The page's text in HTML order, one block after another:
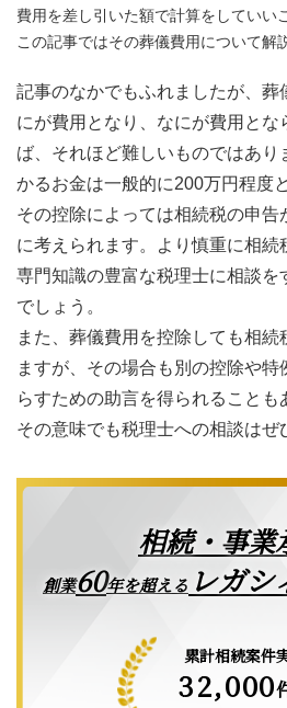
費用を差し引いた額で計算をしていい
この記事ではその葬儀費用について解
記事のなかでもふれましたが、葬
にが費用となり、なにが費用とな
ば、それほど難しいものではあ
かるお金は一般的に200万円程度
その控除によっては相続税の申告
に考えられます。より慎重に相続
専門知識の豊富な税理士に相談を
でしょう。
また、葬儀費用を控除しても相続
ますが、その場合も別の控除や
らすための助言を得られることも
その意味でも税理士への相談はぜ
相続・事業
創業60年を超える レガシ
累計相続案件
32,000